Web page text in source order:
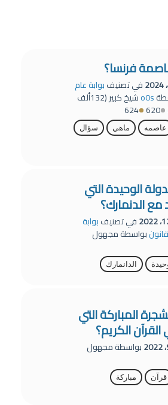
فرنسا؟
في تصنيفبوابة عام
o0sشيخ كبير(132ألف
620
624
عاصمه ماهي
سؤال
الوحيدة التي
الدنمارك؟
في تصنيفبوابة
بواسطةمجهول
الدانمارك
المباركة التي
الكريم؟
بواسطةمجهول
قرآن مباركة